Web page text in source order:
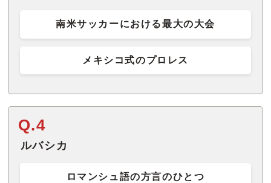
南米サッカーにおける最大の大会
メキシコ式のプロレス
Q.4
ルバシカ
ロマンシュ語の方言のひとつ